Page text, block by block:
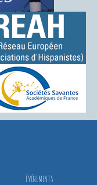
ÉVÉNEMENTS